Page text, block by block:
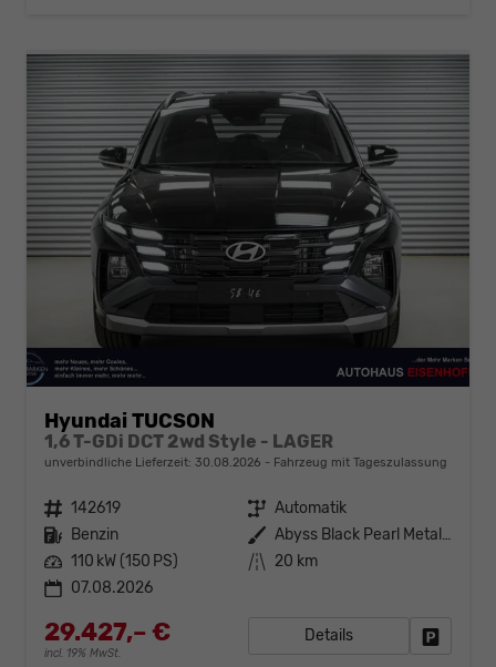
Hyundai TUCSON
1,6 T-GDi DCT 2wd Style - LAGER
unverbindliche Lieferzeit: 30.08.2026 Fahrzeug mit Tageszulassung
Fahrzeugnr. 142619 Getriebe Automatik
Kraftstoff Benzin Außenfarbe
Abyss Black Pearl Metallic ()
Leistung 110 kW (150 PS) Kilometerstand 20 km
07.08.2026
29.427,– €
incl. 19% MwSt.
Details